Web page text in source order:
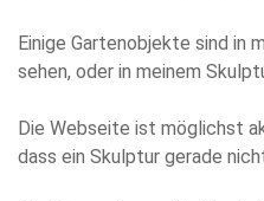
Einige Gartenobjekte sind in
sehen, oder in meinem
Die Webseite ist möglichst
dass ein Skulptur gerade